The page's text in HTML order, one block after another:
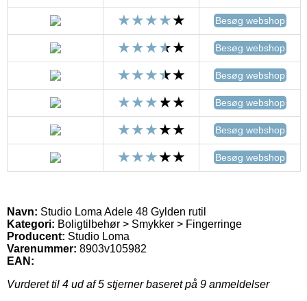
Besøg webshop
Besøg webshop
Besøg webshop
Besøg webshop
Besøg webshop
Besøg webshop
Navn: Studio Loma Adele 48 Gylden rutil
Kategori: Boligtilbehør > Smykker > Fingerringe
Producent: Studio Loma
Varenummer: 8903v105982
EAN:
Vurderet til 4 ud af 5 stjerner baseret på 9 anmeldelser